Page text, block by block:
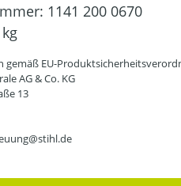
1141 200 0670
gemäß EU-
AG & Co. KG
13